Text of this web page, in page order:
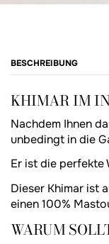
BESCHREIBUNG
KHIMAR IM
Nachdem Ihnen
unbedingt in die
Er ist die perfekte
Dieser Khimar ist
einen 100%
WARUM